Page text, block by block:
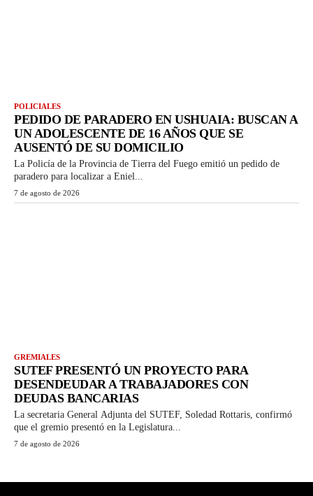
POLICIALES
PEDIDO DE PARADERO EN USHUAIA: BUSCAN A
UN ADOLESCENTE DE 16 AÑOS QUE SE
AUSENTÓ DE SU DOMICILIO
La Policía de la Provincia de Tierra del Fuego emitió un pedido de
paradero para localizar a Eniel...
7 de agosto de 2026
GREMIALES
SUTEF PRESENTÓ UN PROYECTO PARA
DESENDEUDAR A TRABAJADORES CON
DEUDAS BANCARIAS
La secretaria General Adjunta del SUTEF, Soledad Rottaris, confirmó
que el gremio presentó en la Legislatura...
7 de agosto de 2026